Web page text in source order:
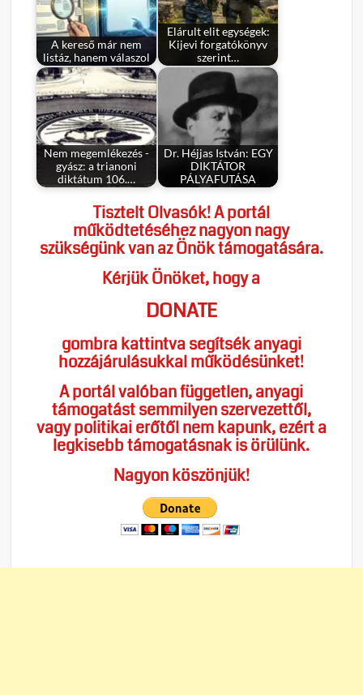
A kereső már nem
listáz, hanem válaszol
Elárult elit egységek:
Kijevi forgatókönyv
szerint…
Nem megemlékezés -
gyász: a trianoni
diktátum 106.…
Dr. Héjjas István: EGY
DIKTÁTOR
PÁLYAFUTÁSA
Tisztelt Olvasók! A portál
működtetéséhez nagyon nagy
szükségünk van az Önök támogatására.
Kérjük Önöket, hogy a
DONATE
gombra kattintva segítsék anyagi
hozzájárulásukkal működésünket!
A portál valóban független, anyagi
támogatást semmilyen szervezettől,
vagy politikai erőtől nem kapunk, ezért a
legkisebb támogatásnak is örülünk.
Nagyon köszönjük!